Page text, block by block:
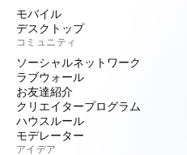
モバイル
デスクトップ
コミュニティ
ソーシャルネットワーク
ラブウォール
お友達紹介
クリエイタープログラム
ハウスルール
モデレーター
アイデア